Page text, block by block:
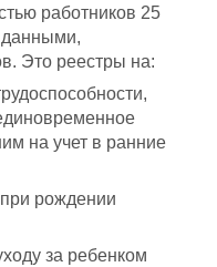
работников 25
Это реестры на:
на учет в ранние
рождении
за ребенком